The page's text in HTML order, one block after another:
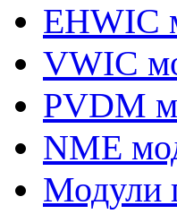
EHWIC
VWIC
PVDM
NME
Модули